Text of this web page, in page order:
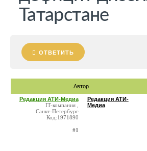
Татарстане
ОТВЕТИТЬ
Автор
Редакция АТИ-Медиа
IT-компания ,
Санкт-Петербург
Код:1971890
#1
Редакция АТИ-
Медиа